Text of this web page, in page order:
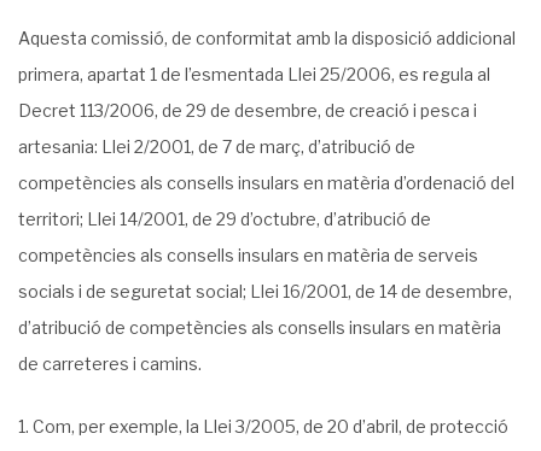
Aquesta comissió, de conformitat amb la disposició addicional
primera, apartat 1 de l’esmentada Llei 25/2006, es regula al
Decret 113/2006, de 29 de desembre, de creació i pesca i
artesania: Llei 2/2001, de 7 de març, d’atribució de
competències als consells insulars en matè­ria d’ordenació del
territori; Llei 14/2001, de 29 d’octubre, d’atribució de
competències als consells insulars en matèria de serveis
socials i de seguretat social; Llei 16/2001, de 14 de desembre,
d’atri­bució de competències als consells insulars en matèria
de carreteres i camins.
Com, per exemple, la Llei 3/2005, de 20 d’abril, de protecció